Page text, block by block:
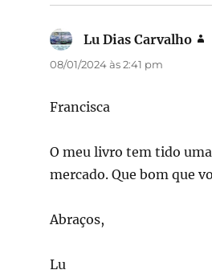
Lu Dias Carvalho
08/01/2024 às 2:41 pm
Francisca
O meu livro tem tido
mercado. Que bom que
Abraços,
Lu